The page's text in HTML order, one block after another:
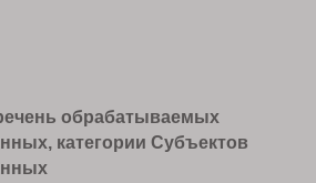
обрабатываемых
категории Субъектов